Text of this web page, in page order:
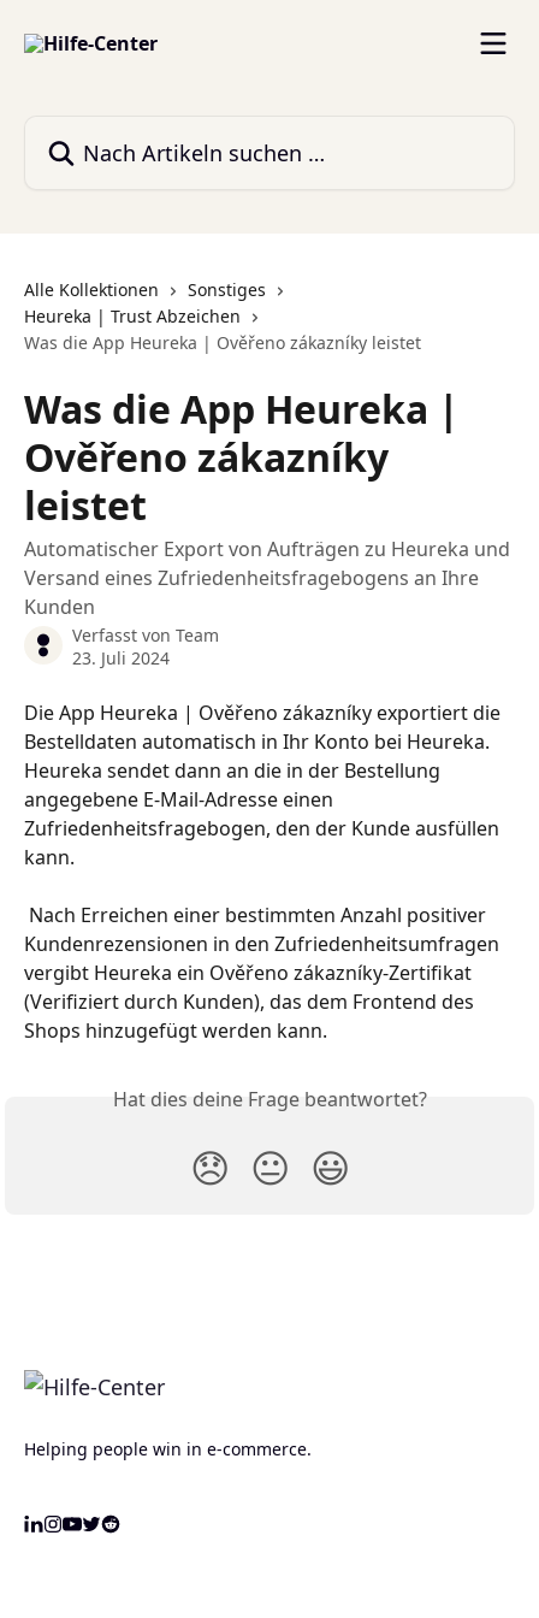
Alle Kollektionen
Sonstiges
Heureka | Trust Abzeichen
Was die App Heureka | Ověřeno zákazníky leistet
Was die App Heureka |
Ověřeno zákazníky
leistet
Automatischer Export von Aufträgen zu Heureka und
Versand eines Zufriedenheitsfragebogens an Ihre
Kunden
Verfasst von Team
23. Juli 2024
Die App Heureka | Ověřeno zákazníky exportiert die
Bestelldaten automatisch in Ihr Konto bei Heureka.
Heureka sendet dann an die in der Bestellung
angegebene E-Mail-Adresse einen
Zufriedenheitsfragebogen, den der Kunde ausfüllen
kann.
Kundenrezensionen in den Zufriedenheitsumfragen
vergibt Heureka ein Ověřeno zákazníky-Zertifikat
(Verifiziert durch Kunden), das dem Frontend des
Shops hinzugefügt werden kann.
Hat dies deine Frage beantwortet?
😞 😐 😃
Helping people win in e-commerce.